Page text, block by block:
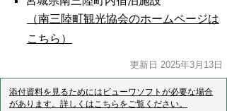
（南三陸町観光協会のホームページは
こちら）
更新日 2025年3月13日
添付資料を見るためにはビューワソフトが必要な場合
があります。詳しくはこちらをご覧ください。